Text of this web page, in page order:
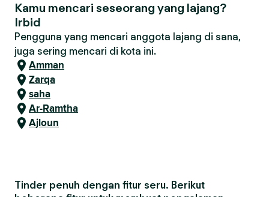
Kamu mencari seseorang yang lajang?
Irbid
Pengguna yang mencari anggota lajang di sana,
juga sering mencari di kota ini.
Amman
Zarqa
saha
Ar-Ramtha
Ajloun
Tinder penuh dengan fitur seru. Berikut